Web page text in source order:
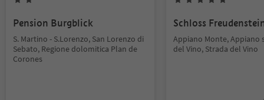
Pension Burgblick
S. Martino - S.Lorenzo, San Lorenzo di
Sebato, Regione dolomitica Plan de
Corones
Schloss
Appiano Monte, Appiano
del Vino, Strada del Vino